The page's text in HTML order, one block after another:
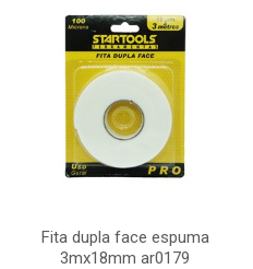
Fita dupla face espuma
3mx18mm ar0179